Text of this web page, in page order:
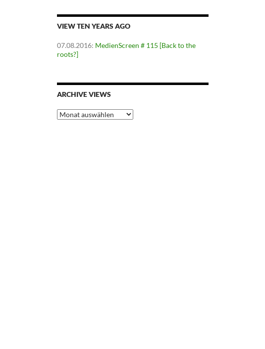
VIEW TEN YEARS AGO
07.08.2016: MedienScreen # 115 [Back to the
roots?]
ARCHIVE VIEWS
Archive
Views